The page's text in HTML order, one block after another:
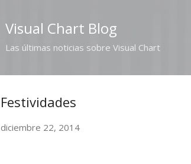
Visual Chart Blog
Las últimas noticias sobre Visual Chart
Festividades
diciembre 22, 2014